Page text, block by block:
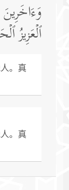
ٱلۡعَزِیزُ
。真
。真